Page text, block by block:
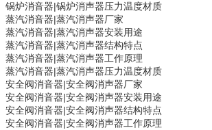
锅炉消音器|锅炉消声器压力温度材质
蒸汽消音器|蒸汽消声器厂家
蒸汽消音器|蒸汽消声器安装用途
蒸汽消音器|蒸汽消声器结构特点
蒸汽消音器|蒸汽消声器工作原理
蒸汽消音器|蒸汽消声器压力温度材质
安全阀消音器|安全阀消声器厂家
安全阀消音器|安全阀消声器安装用途
安全阀消音器|安全阀消声器结构特点
安全阀消音器|安全阀消声器工作原理